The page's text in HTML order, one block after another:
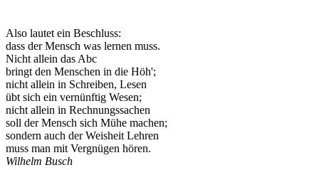
Also lautet ein Beschluss:
dass der Mensch was lernen muss.
Nicht allein das Abc
bringt den Menschen in die Höh';
nicht allein in Schreiben, Lesen
übt sich ein vernünftig Wesen;
nicht allein in Rechnungssachen
soll der Mensch sich Mühe machen;
sondern auch der Weisheit Lehren
muss man mit Vergnügen hören.
Wilhelm Busch